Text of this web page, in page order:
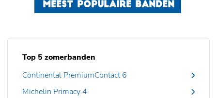
MEEST POPULAIRE BANDEN
Top 5 zomerbanden
Continental PremiumContact 6
Michelin Primacy 4